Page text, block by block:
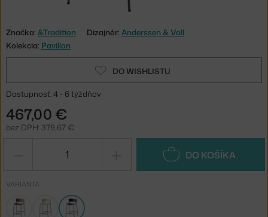
Značka: &Tradition Dizajnér: Anderssen & Voll
Kolekcia: Pavilion
DO WISHLISTU
Dostupnosť: 4 - 6 týždňov
467,00 €
bez DPH: 379,67 €
DO KOŠÍKA
VARIANTA